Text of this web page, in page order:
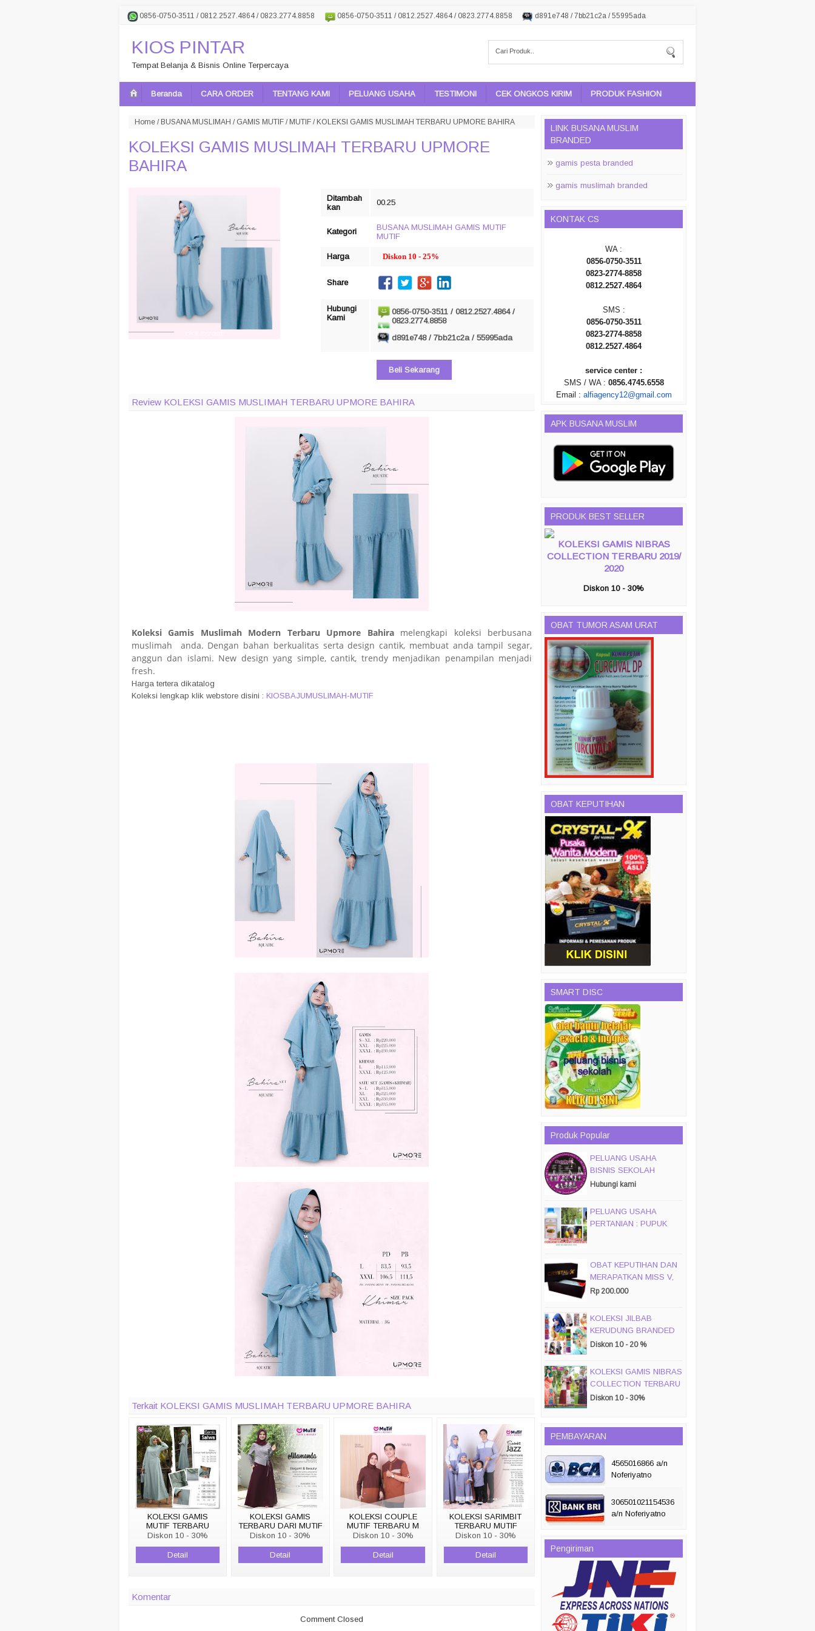
0856-0750-3511 / 0812.2527.4864 / 0823.2774.8858 0856-0750-3511 / 0812.2527.4864 / 0823.2774.8858 d891e748 / 7bb21c2a / 55995ada
KIOS PINTAR
Tempat Belanja & Bisnis Online Terpercaya
Beranda CARA ORDER TENTANG KAMI PELUANG USAHA TESTIMONI CEK ONGKOS KIRIM PRODUK FASHION
Home / BUSANA MUSLIMAH / GAMIS MUTIF / MUTIF / KOLEKSI GAMIS MUSLIMAH TERBARU UPMORE BAHIRA
KOLEKSI GAMIS MUSLIMAH TERBARU UPMORE
BAHIRA
Ditambah
kan
00.25
Kategori BUSANA MUSLIMAH GAMIS MUTIF
MUTIF
Harga Diskon 10 - 25%
Share
Hubungi
Kami
0856-0750-3511 / 0812.2527.4864 /
0823.2774.8858
d891e748 / 7bb21c2a / 55995ada
Beli Sekarang
Review KOLEKSI GAMIS MUSLIMAH TERBARU UPMORE BAHIRA
Koleksi Gamis Muslimah Modern Terbaru Upmore Bahiramelengkapi koleksi berbusana
muslimah anda. Dengan bahan berkualitas serta design cantik, membuat anda tampil segar,
anggun dan islami. New design yang simple, cantik, trendy menjadikan penampilan menjadi
fresh.
Harga tertera dikatalog
Koleksi lengkap klik webstore disini : KIOSBAJUMUSLIMAH-MUTIF
Terkait KOLEKSI GAMIS MUSLIMAH TERBARU UPMORE BAHIRA
KOLEKSI GAMIS
MUTIF TERBARU
GAMIS SALWA
Diskon 10 - 30%
Detail
KOLEKSI GAMIS
TERBARU DARI MUTIF
NEW ALLAMANDA
Diskon 10 - 30%
Detail
KOLEKSI COUPLE
MUTIF TERBARU M
229 - MM 32
Diskon 10 - 30%
Detail
KOLEKSI SARIMBIT
TERBARU MUTIF
JAZZ FAMILY
Diskon 10 - 30%
Detail
Komentar
Comment Closed
LINK BUSANA MUSLIM
BRANDED
gamis pesta branded
gamis muslimah branded
KONTAK CS
WA :
0856-0750-3511
0823-2774-8858
0812.2527.4864
SMS :
0856-0750-3511
0823-2774-8858
0812.2527.4864
service center :
SMS / WA : 0856.4745.6558
Email : alfiagency12@gmail.com
APK BUSANA MUSLIM
PRODUK BEST SELLER
KOLEKSI GAMIS NIBRAS
COLLECTION TERBARU 2019/
2020
Diskon 10 - 30%
OBAT TUMOR ASAM URAT
OBAT KEPUTIHAN
SMART DISC
Produk Popular
PELUANG USAHA
BISNIS SEKOLAH
MAGIC DISC & SMART
Hubungi kami
PELUANG USAHA
PERTANIAN : PUPUK
OBAT KEPUTIHAN DAN
MERAPATKAN MISS V,
CRYSTALX
Rp 200.000
KOLEKSI JILBAB
KERUDUNG BRANDED
PASMIRA
Diskon 10 - 20 %
KOLEKSI GAMIS NIBRAS
COLLECTION TERBARU
2019/ 2020
Diskon 10 - 30%
PEMBAYARAN
4565016866 a/n
Noferiyatno
306501021154536
a/n Noferiyatno
Pengiriman